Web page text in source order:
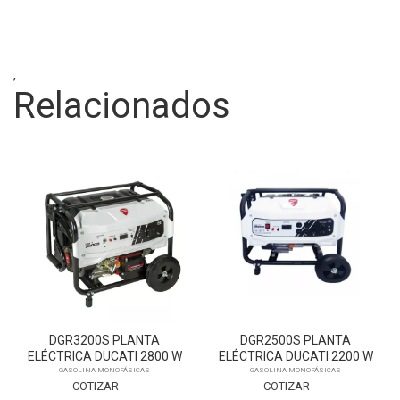
,
Relacionados
DGR3200S PLANTA
ELÉCTRICA DUCATI 2800 W
GASOLINA
GASOLINA MONOFÁSICAS
COTIZAR
DGR2500S PLANTA
ELÉCTRICA DUCATI 2200 W
GASOLINA
GASOLINA MONOFÁSICAS
COTIZAR